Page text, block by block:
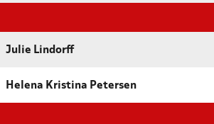
Julie Lindorff
Helena Kristina Petersen